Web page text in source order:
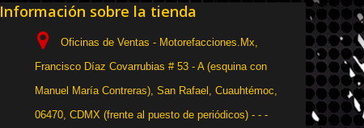
Información sobre la tienda
Oficinas de Ventas - Motorefacciones.Mx,
Francisco Díaz Covarrubias # 53 - A (esquina con
Manuel María Contreras), San Rafael, Cuauhtémoc,
06470, CDMX (frente al puesto de periódicos) - - -